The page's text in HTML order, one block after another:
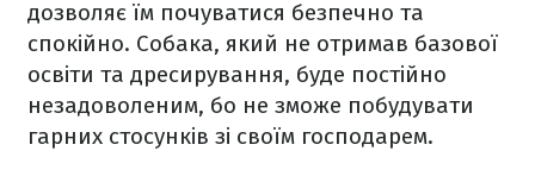
дозволяє їм почуватися безпечно та
спокійно. Собака, який не отримав базової
освіти та дресирування, буде постійно
незадоволеним, бо не зможе побудувати
гарних стосунків зі своїм господарем.